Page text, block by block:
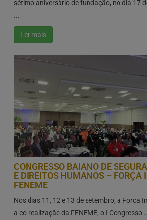
sétimo aniversário de fundação, no dia 17
...
Ler mais
CONGRESSO BAIANO DE
E DIREITOS HUMANOS – FORÇA
FENEME
Nos dias 11, 12 e 13 de setembro, a Força
a co-realização da FENEME, o I Congresso